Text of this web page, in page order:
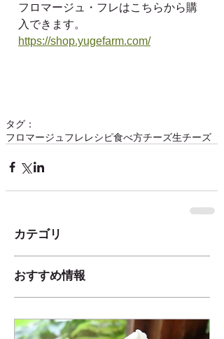
フロマージュ・フレはこちらから購
入できます。
https://shop.yugefarm.com/
タグ：
フロマージュフレレシピ食べ方チーズ生チーズ
カテゴリ
おすすめ情報